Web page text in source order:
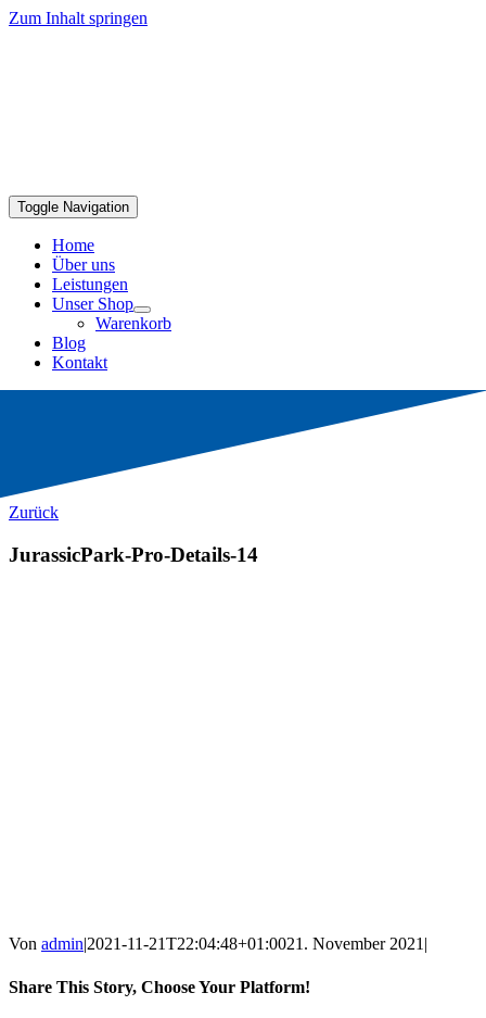
Zum Inhalt springen
Toggle Navigation
Home
Über uns
Leistungen
Unser Shop
Warenkorb
Blog
Kontakt
Zurück
JurassicPark-Pro-Details-14
Von admin|2021-11-21T22:04:48+01:0021. November 2021|
Share This Story, Choose Your Platform!